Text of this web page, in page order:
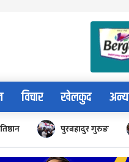
विचार खेलकुद अन्य
पुरबहादुर गुरुङ